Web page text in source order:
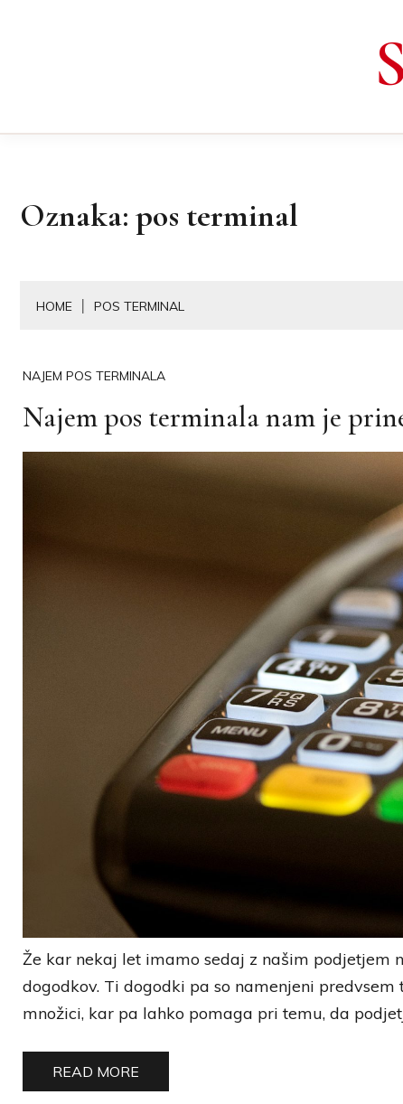
Oznaka: pos terminal
HOME POS TERMINAL
NAJEM POS TERMINALA
Najem pos terminala nam je
Že kar nekaj let imamo sedaj z našim podjetjem
dogodkov. Ti dogodki pa so namenjeni
množici, kar pa lahko pomaga pri temu, da
READ MORE